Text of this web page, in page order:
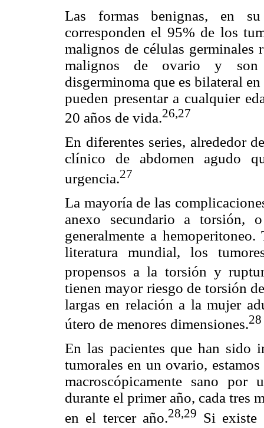
Las formas benignas, en
corresponden el 95% de los
malignos de células germinales
malignos de ovario y son
disgerminoma que es bilateral
pueden presentar a cualquier
20 años de vida.26,27
En diferentes series, alrededor
clínico de abdomen agudo
urgencia.27
La mayoría de las
anexo secundario a torsión,
generalmente a
literatura mundial, los
propensos a la torsión y
tienen mayor riesgo de torsión
largas en relación a la mujer
útero de menores dimensiones.28
En las pacientes que han sido
tumorales en un ovario,
macroscópicamente sano por
durante el primer año, cada tres
en el tercer año.28,29 Si existe